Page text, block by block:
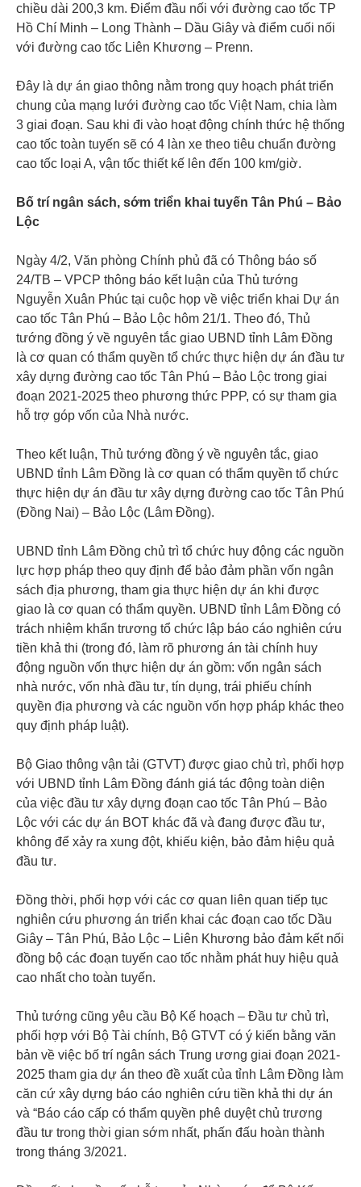
chiều dài 200,3 km. Điểm đầu nối với đường cao tốc TP
Hồ Chí Minh – Long Thành – Dầu Giây và điểm cuối nối
với đường cao tốc Liên Khương – Prenn.
Đây là dự án giao thông nằm trong quy hoạch phát triển
chung của mạng lưới đường cao tốc Việt Nam, chia làm
3 giai đoạn. Sau khi đi vào hoạt động chính thức hệ thống
cao tốc toàn tuyến sẽ có 4 làn xe theo tiêu chuẩn đường
cao tốc loại A, vận tốc thiết kế lên đến 100 km/giờ.
Bố trí ngân sách, sớm triển khai tuyến Tân Phú – Bảo
Lộc
Ngày 4/2, Văn phòng Chính phủ đã có Thông báo số
24/TB – VPCP thông báo kết luận của Thủ tướng
Nguyễn Xuân Phúc tại cuộc họp về việc triển khai Dự án
cao tốc Tân Phú – Bảo Lộc hôm 21/1. Theo đó, Thủ
tướng đồng ý về nguyên tắc giao UBND tỉnh Lâm Đồng
là cơ quan có thẩm quyền tổ chức thực hiện dự án đầu tư
xây dựng đường cao tốc Tân Phú – Bảo Lộc trong giai
đoạn 2021-2025 theo phương thức PPP, có sự tham gia
hỗ trợ góp vốn của Nhà nước.
Theo kết luận, Thủ tướng đồng ý về nguyên tắc, giao
UBND tỉnh Lâm Đồng là cơ quan có thẩm quyền tổ chức
thực hiện dự án đầu tư xây dựng đường cao tốc Tân Phú
(Đồng Nai) – Bảo Lộc (Lâm Đồng).
UBND tỉnh Lâm Đồng chủ trì tổ chức huy động các nguồn
lực hợp pháp theo quy định để bảo đảm phần vốn ngân
sách địa phương, tham gia thực hiện dự án khi được
giao là cơ quan có thẩm quyền. UBND tỉnh Lâm Đồng có
trách nhiệm khẩn trương tổ chức lập báo cáo nghiên cứu
tiền khả thi (trong đó, làm rõ phương án tài chính huy
động nguồn vốn thực hiện dự án gồm: vốn ngân sách
nhà nước, vốn nhà đầu tư, tín dụng, trái phiếu chính
quyền địa phương và các nguồn vốn hợp pháp khác theo
quy định pháp luật).
Bộ Giao thông vận tải (GTVT) được giao chủ trì, phối hợp
với UBND tỉnh Lâm Đồng đánh giá tác động toàn diện
của việc đầu tư xây dựng đoạn cao tốc Tân Phú – Bảo
Lộc với các dự án BOT khác đã và đang được đầu tư,
không để xảy ra xung đột, khiếu kiện, bảo đảm hiệu quả
đầu tư.
Đồng thời, phối hợp với các cơ quan liên quan tiếp tục
nghiên cứu phương án triển khai các đoạn cao tốc Dầu
Giây – Tân Phú, Bảo Lộc – Liên Khương bảo đảm kết nối
đồng bộ các đoạn tuyến cao tốc nhằm phát huy hiệu quả
cao nhất cho toàn tuyến.
Thủ tướng cũng yêu cầu Bộ Kế hoạch – Đầu tư chủ trì,
phối hợp với Bộ Tài chính, Bộ GTVT có ý kiến bằng văn
bản về việc bố trí ngân sách Trung ương giai đoạn 2021-
2025 tham gia dự án theo đề xuất của tỉnh Lâm Đồng làm
căn cứ xây dựng báo cáo nghiên cứu tiền khả thi dự án
và “Báo cáo cấp có thẩm quyền phê duyệt chủ trương
đầu tư trong thời gian sớm nhất, phấn đấu hoàn thành
trong tháng 3/2021.